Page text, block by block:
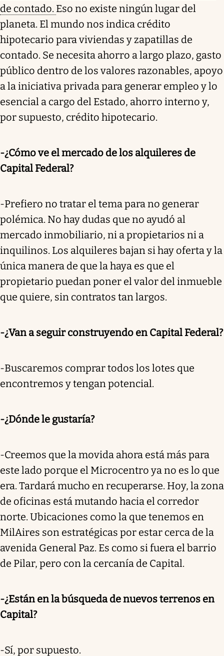
de contado. Eso no existe ningún lugar del
planeta. El mundo nos indica crédito
hipotecario para viviendas y zapatillas de
contado. Se necesita ahorro a largo plazo, gasto
público dentro de los valores razonables, apoyo
a la iniciativa privada para generar empleo y lo
esencial a cargo del Estado, ahorro interno y,
por supuesto, crédito hipotecario.
-¿Cómo ve el mercado de los alquileres de
Capital Federal?
-Prefiero no tratar el tema para no generar
polémica. No hay dudas que no ayudó al
mercado inmobiliario, ni a propietarios ni a
inquilinos. Los alquileres bajan si hay oferta y la
única manera de que la haya es que el
propietario puedan poner el valor del inmueble
que quiere, sin contratos tan largos.
-¿Van a seguir construyendo en Capital Federal?
-Buscaremos comprar todos los lotes que
encontremos y tengan potencial.
-¿Dónde le gustaría?
-Creemos que la movida ahora está más para
este lado porque el Microcentro ya no es lo que
era. Tardará mucho en recuperarse. Hoy, la zona
de oficinas está mutando hacia el corredor
norte. Ubicaciones como la que tenemos en
MilAires son estratégicas por estar cerca de la
avenida General Paz. Es como si fuera el barrio
de Pilar, pero con la cercanía de Capital.
-¿Están en la búsqueda de nuevos terrenos en
Capital?
-Sí, por supuesto.